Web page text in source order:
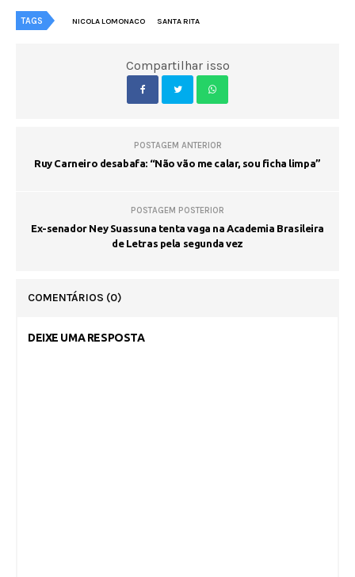
TAGS NICOLA LOMONACO SANTA RITA
Compartilhar isso
POSTAGEM ANTERIOR
Ruy Carneiro desabafa: “Não vão me calar, sou ficha limpa”
POSTAGEM POSTERIOR
Ex-senador Ney Suassuna tenta vaga na Academia Brasileira
de Letras pela segunda vez
COMENTÁRIOS (0)
DEIXE UMA RESPOSTA